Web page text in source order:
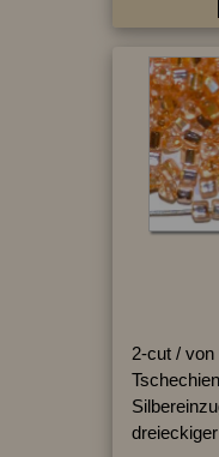
2-cut /